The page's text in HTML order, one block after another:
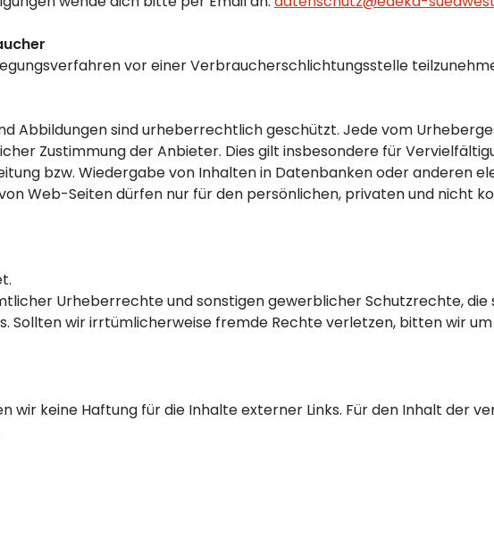
vor einer Verbraucherschlichtungsstelle
Abbildungen sind urheberrechtlich geschützt. Jede vom
Zustimmung der Anbieter. Dies gilt insbesondere für
bzw. Wiedergabe von Inhalten in Datenbanken oder anderen
Web-Seiten dürfen nur für den persönlichen, privaten und nicht
Urheberrechte und sonstigen gewerblicher Schutzrechte, die
Sollten wir irrtümlicherweise fremde Rechte verletzen, bitten wir
keine Haftung für die Inhalte externer Links. Für den Inhalt der